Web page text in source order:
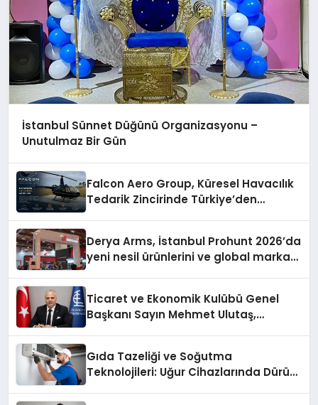
İstanbul Sünnet Düğünü Organizasyonu –
Unutulmaz Bir Gün
Falcon Aero Group, Küresel Havacılık
Tedarik Zincirinde Türkiye’den
Derya Arms, İstanbul Prohunt 2026’da
yeni nesil ürünlerini ve global marka
Ticaret ve Ekonomik Kulübü Genel
Başkanı Sayın Mehmet Ulutaş,
Gıda Tazeliği ve Soğutma
Teknolojileri: Uğur Cihazlarında Dürüst